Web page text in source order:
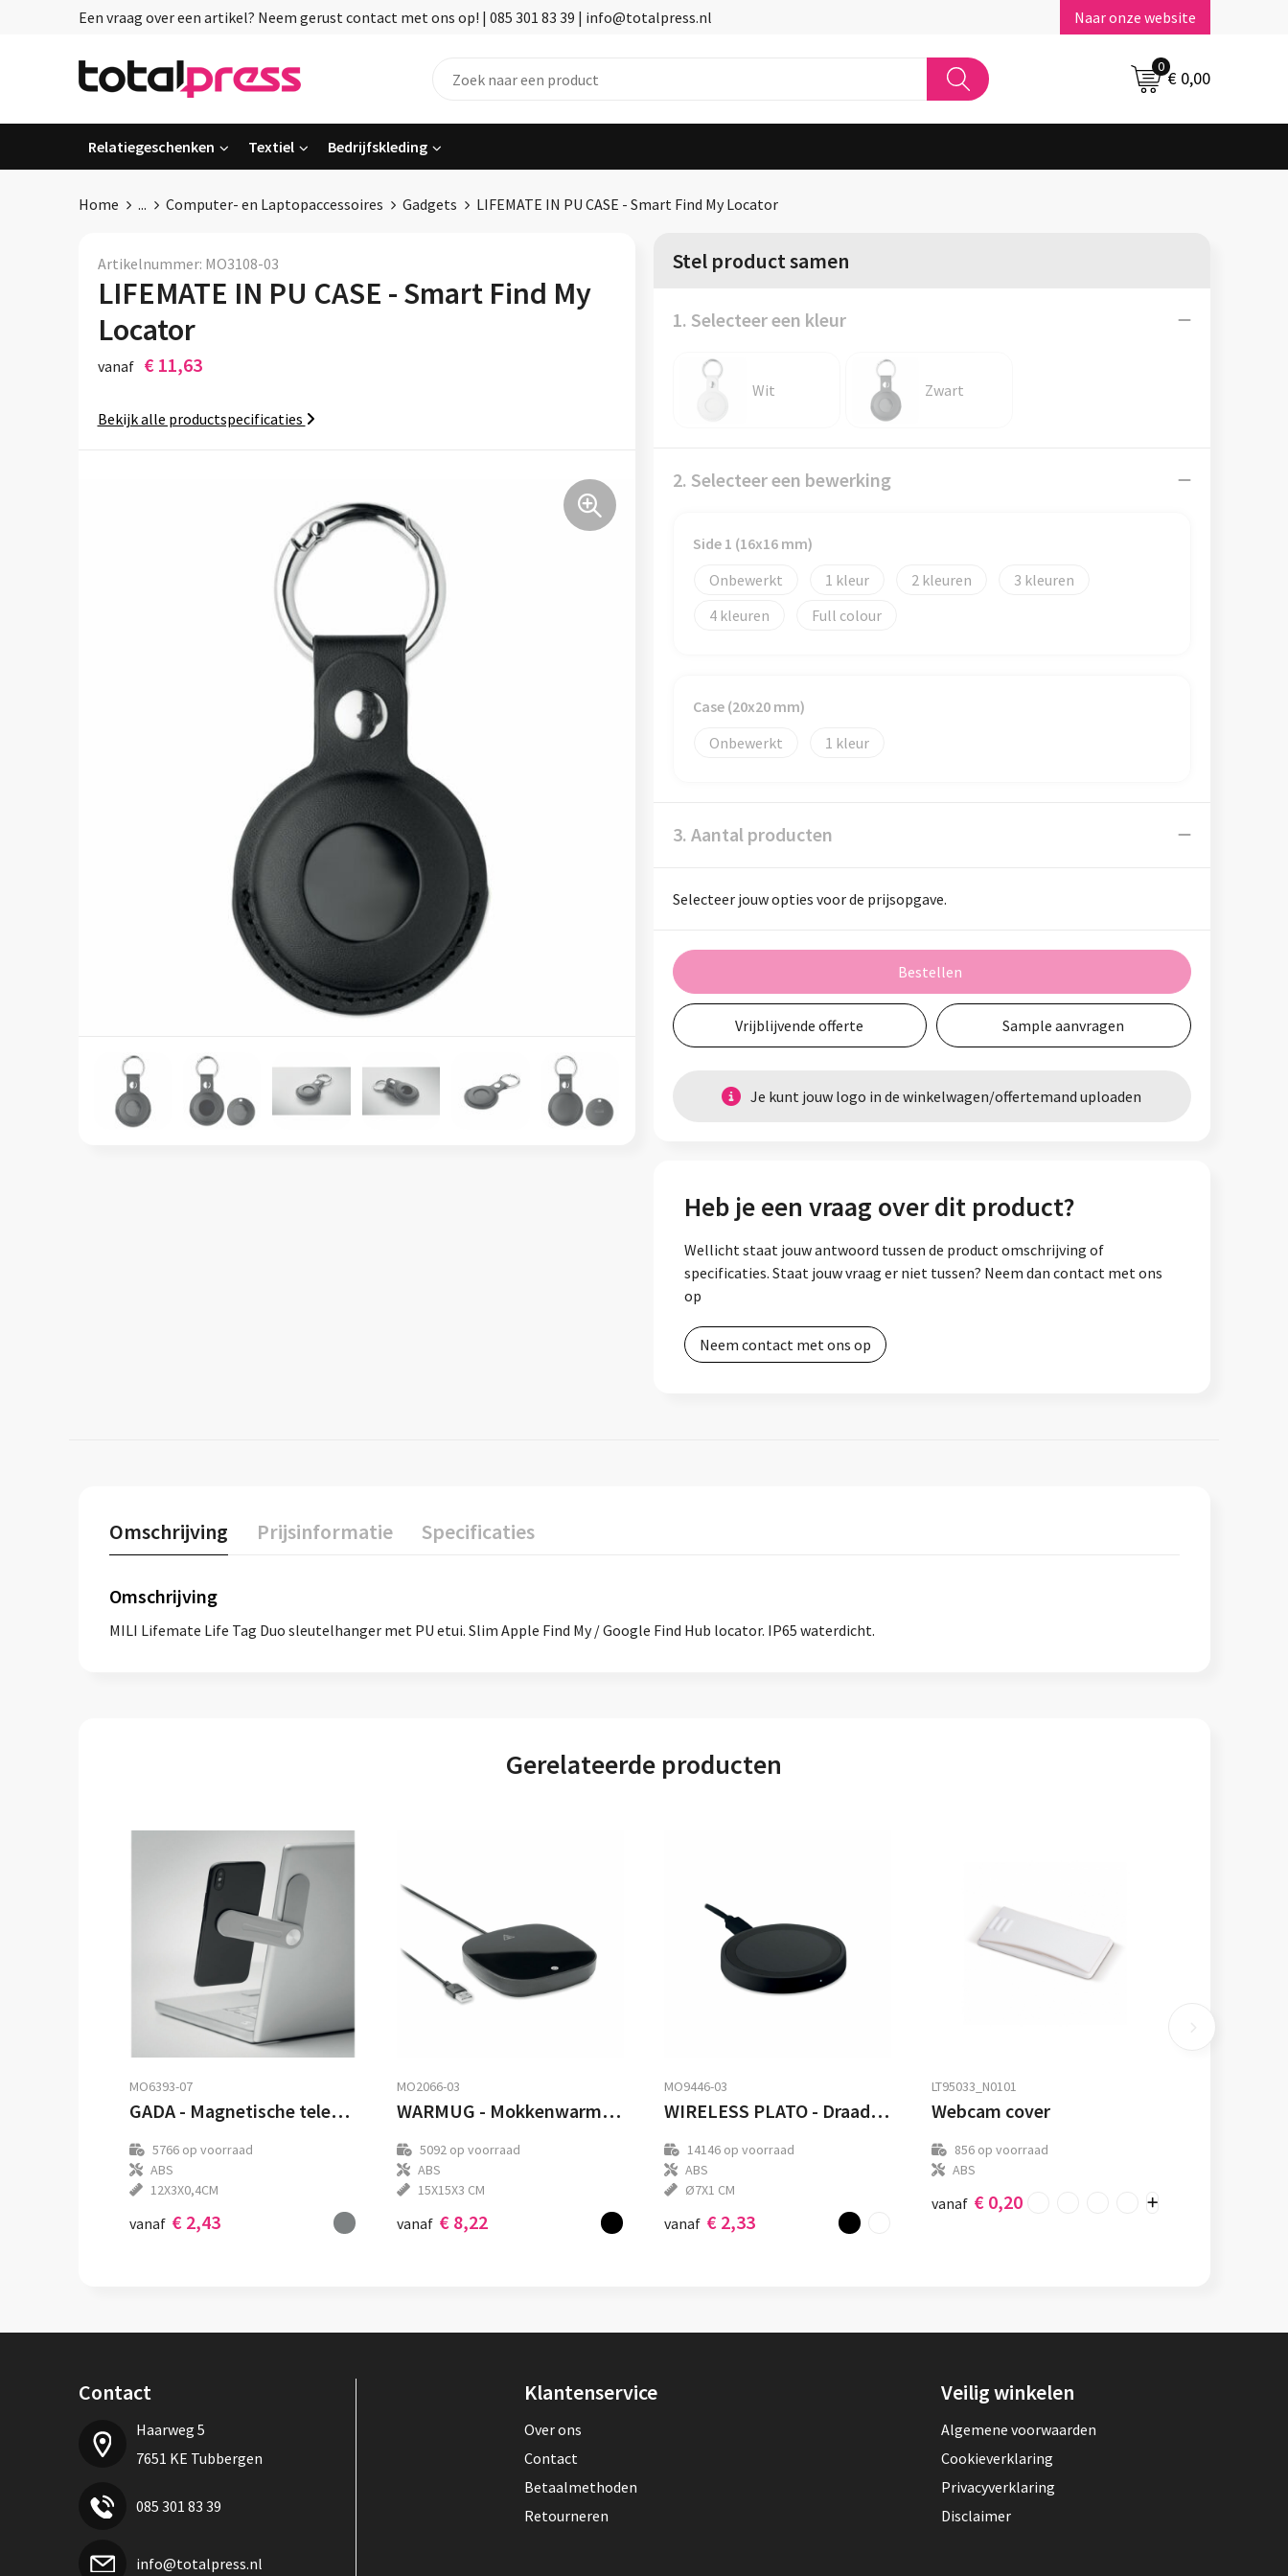
Een vraag over een artikel? Neem gerust contact met ons op! | 085 301 83 39 | info@totalpress.nl Naar onze website
0
€ 0,00
Relatiegeschenken Textiel Bedrijfskleding
Home ... Computer- en Laptopaccessoires Gadgets LIFEMATE IN PU CASE - Smart Find My Locator
Artikelnummer: MO3108-03
LIFEMATE IN PU CASE - Smart Find My
Locator
vanaf € 11,63
Bekijk alle productspecificaties
Stel product samen
1. Selecteer een kleur
Wit Zwart
2. Selecteer een bewerking
Side 1 (16x16 mm)
Onbewerkt
1 2
3
4
Full colour
Case (20x20 mm)
Onbewerkt
1
3. Aantal producten
Selecteer jouw opties voor de prijsopgave.
Bestellen
Vrijblijvende offerte Sample aanvragen
Je kunt jouw logo in de winkelwagen/offertemand uploaden
Heb je een vraag over dit product?
Wellicht staat jouw antwoord tussen de product omschrijving of
specificaties. Staat jouw vraag er niet tussen? Neem dan contact met ons
op
Neem contact met ons op
Omschrijving Prijsinformatie Specificaties
Omschrijving
MILI Lifemate Life Tag Duo sleutelhanger met PU etui. Slim Apple Find My / Google Find Hub locator. IP65 waterdicht.
Gerelateerde producten
MO6393-07
GADA - Magnetische telefoonhouder
5766op voorraad
ABS
12X3X0,4CM
vanaf € 2,43
MO2066-03
WARMUG - Mokkenwarmer in ABS
5092op voorraad
ABS
15X15X3 CM
vanaf € 8,22
MO9446-03
WIRELESS PLATO - Draadloze oplader
14146 op voorraad
ABS
Ø7X1 CM
vanaf € 2,33
LT95033_N0101
Webcam cover
856 op voorraad
ABS
vanaf € 0,20
Contact
Haarweg 5
7651 KE Tubbergen
085 301 83 39
info@totalpress.nl
Klantenservice
Over ons
Contact
Betaalmethoden
Retourneren
Veilig winkelen
Algemene voorwaarden
Cookieverklaring
Privacyverklaring
Disclaimer